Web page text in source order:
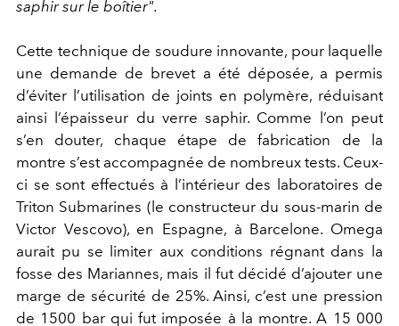
saphir sur le boîtier".
Cette technique de soudure innovante, pour laquelle
une demande de brevet a été déposée, a permis
d’éviter l’utilisation de joints en polymère, réduisant
ainsi l’épaisseur du verre saphir. Comme l’on peut
s’en douter, chaque étape de fabrication de la
montre s’est accompagnée de nombreux tests. Ceux-
ci se sont effectués à l’intérieur des laboratoires de
Triton Submarines (le constructeur du sous-marin de
Victor Vescovo), en Espagne, à Barcelone. Omega
aurait pu se limiter aux conditions régnant dans la
fosse des Mariannes, mais il fut décidé d’ajouter une
marge de sécurité de 25%. Ainsi, c’est une pression
de 1500 bar qui fut imposée à la montre. A 15 000